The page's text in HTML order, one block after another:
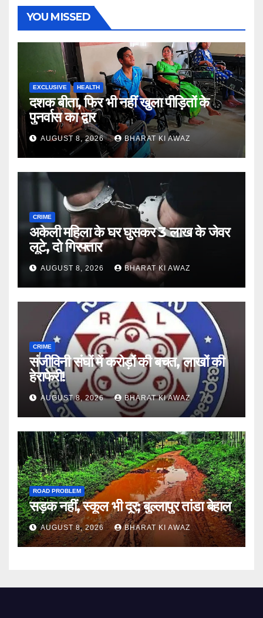
YOU MISSED
EXCLUSIVE HEALTH
दशक बीता, फिर भी नहीं खुला पीड़ितों के
पुनर्वास का द्वार
AUGUST 8, 2026 BHARAT KI AWAZ
CRIME
अकेली महिला के घर घुसकर 3 लाख के जेवर
लूटे, दो गिरफ्तार
AUGUST 8, 2026 BHARAT KI AWAZ
CRIME
संजीविनी संघों में करोड़ों की बचत, लाखों की
हेराफेरी!
AUGUST 8, 2026 BHARAT KI AWAZ
ROAD PROBLEM
सड़क नहीं, स्कूल भी दूर; बुल्लापुर तांडा बेहाल
AUGUST 8, 2026 BHARAT KI AWAZ